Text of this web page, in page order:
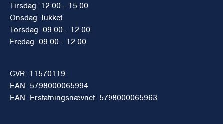
Tirsdag: 12.00 - 15.00
Onsdag: lukket
Torsdag: 09.00 - 12.00
Fredag: 09.00 - 12.00
CVR: 11570119
EAN: 5798000065994
EAN: Erstatningsnævnet: 5798000065963